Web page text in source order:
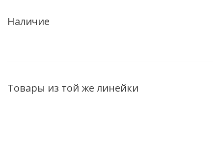
Наличие
Товары из той же линейки